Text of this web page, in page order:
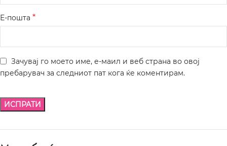
Е-пошта *
Зачувај го моето име, е-маил и веб страна во овој
пребарувач за следниот пат кога ќе коментирам.